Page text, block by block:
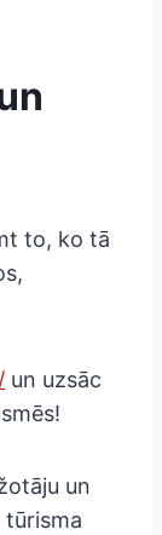
to, ko tā
un uzsāc
un